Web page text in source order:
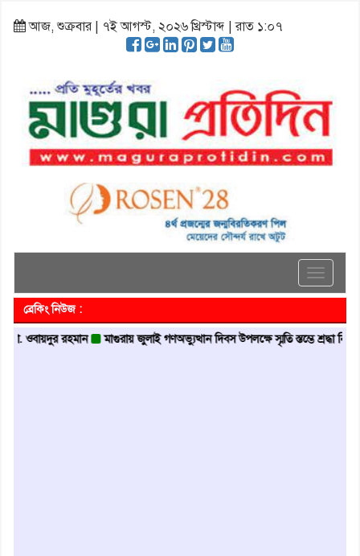
আজ, শুক্রবার | ৭ই আগস্ট, ২০২৬ খ্রিস্টাব্দ | রাত ১:০৭
Toggle
ব্রেকিং নিউজ :
রহমান মাগুরায় জুলাই গণঅভ্যুত্থান দিবস উপলক্ষে স্মৃতি স্তম্ভে শ্রদ্ধা নিবেদন